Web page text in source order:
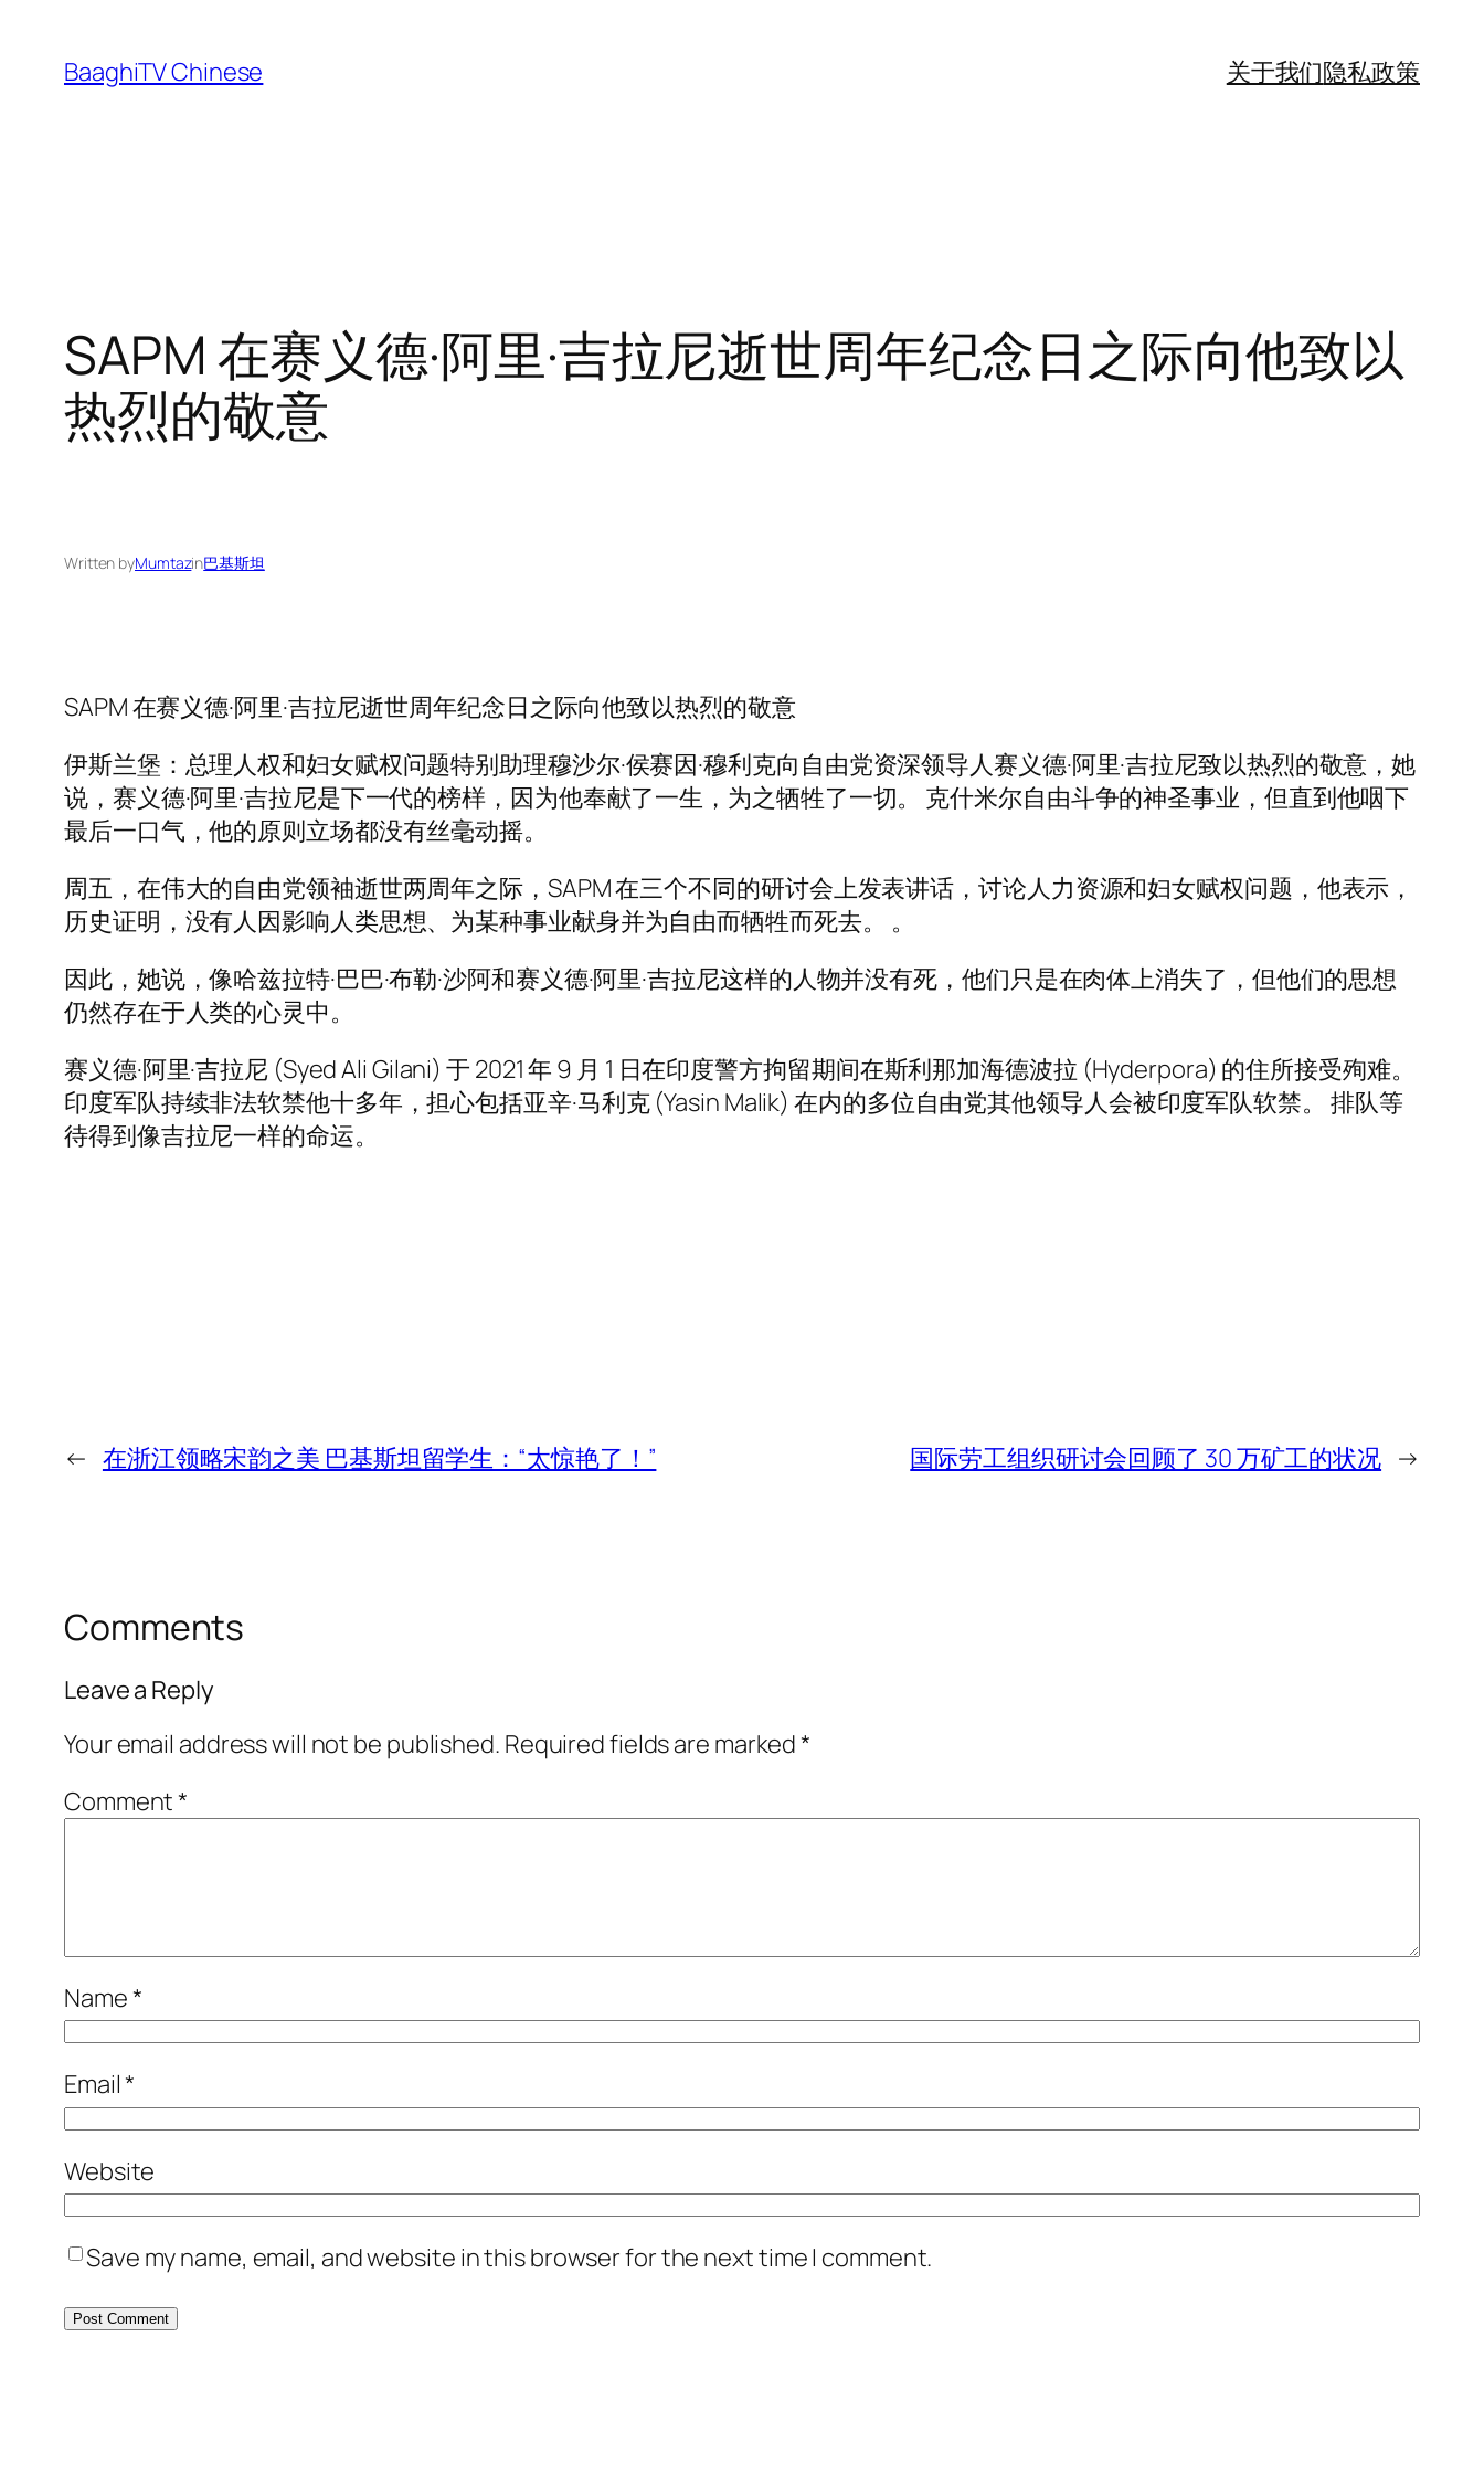
content
BaaghiTV Chinese 关于我们隐私政策
SAPM 在赛义德·阿里·吉拉尼逝世周年纪念日之际向他致以
热烈的敬意
Written byMumtazin巴基斯坦
SAPM 在赛义德·阿里·吉拉尼逝世周年纪念日之际向他致以热烈的敬意
伊斯兰堡：总理人权和妇女赋权问题特别助理穆沙尔·侯赛因·穆利克向自由党资深领导人赛义德·阿里·吉拉尼致以热烈的敬意，她
说，赛义德·阿里·吉拉尼是下一代的榜样，因为他奉献了一生，为之牺牲了一切。 克什米尔自由斗争的神圣事业，但直到他咽下
最后一口气，他的原则立场都没有丝毫动摇。
周五，在伟大的自由党领袖逝世两周年之际，SAPM 在三个不同的研讨会上发表讲话，讨论人力资源和妇女赋权问题，他表示，
历史证明，没有人因影响人类思想、为某种事业献身并为自由而牺牲而死去。 。
因此，她说，像哈兹拉特·巴巴·布勒·沙阿和赛义德·阿里·吉拉尼这样的人物并没有死，他们只是在肉体上消失了，但他们的思想
仍然存在于人类的心灵中。
赛义德·阿里·吉拉尼 (Syed Ali Gilani) 于 2021 年 9 月 1 日在印度警方拘留期间在斯利那加海德波拉 (Hyderpora) 的住所接受殉难。
印度军队持续非法软禁他十多年，担心包括亚辛·马利克 (Yasin Malik) 在内的多位自由党其他领导人会被印度军队软禁。 排队等
待得到像吉拉尼一样的命运。
← 在浙江领略宋韵之美 巴基斯坦留学生：“太惊艳了！” 国际劳工组织研讨会回顾了 30 万矿工的状况 →
Comments
Leave a Reply
Your email address will not be published. Required fields are marked*
Comment*
Name*
Email*
Website
Save my name, email, and website in this browser for the next time I comment.